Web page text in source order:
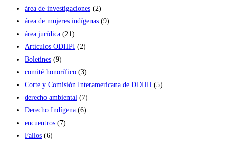
área de investigaciones (2)
área de mujeres indígenas (9)
área jurídica (21)
Artículos ODHPI (2)
Boletines (9)
comité honorífico (3)
Corte y Comisión Interamericana de DDHH (5)
derecho ambiental (7)
Derecho Indígena (6)
encuentros (7)
Fallos (6)